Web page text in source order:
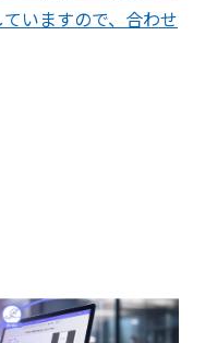
いますので、合わせ